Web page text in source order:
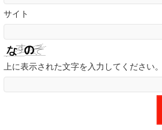
サイト
上に表示された文字を入力してください。